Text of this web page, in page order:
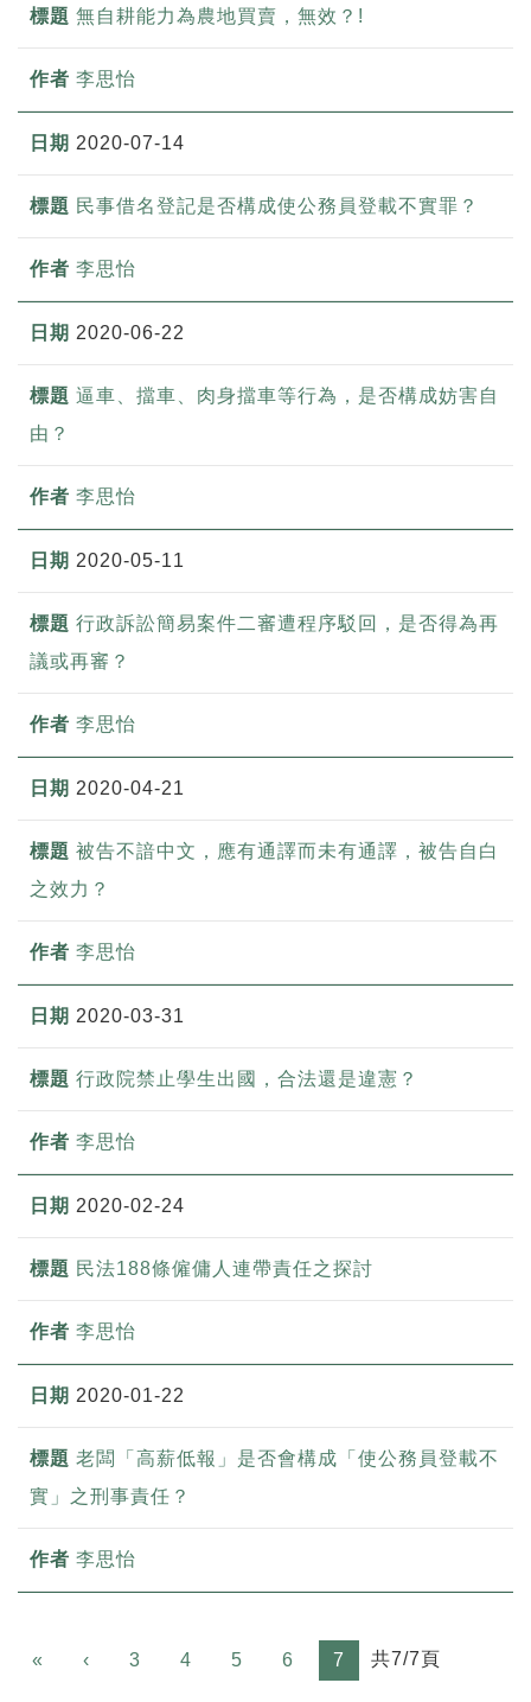
無自耕能力為農地買賣，無效？!
李思怡
2020-07-14
民事借名登記是否構成使公務員登載不實罪？
李思怡
2020-06-22
逼車、擋車、肉身擋車等行為，是否構成妨害自
由？
李思怡
2020-05-11
行政訴訟簡易案件二審遭程序駁回，是否得為再
議或再審？
李思怡
2020-04-21
被告不諳中文，應有通譯而未有通譯，被告自白
之效力？
李思怡
2020-03-31
行政院禁止學生出國，合法還是違憲？
李思怡
2020-02-24
民法188條僱傭人連帶責任之探討
李思怡
2020-01-22
老闆「高薪低報」是否會構成「使公務員登載不
實」之刑事責任？
李思怡
« Previous
‹ 3 4 5 6 7 共7/7頁